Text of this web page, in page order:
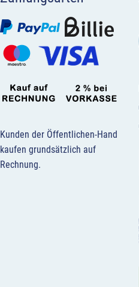
Kunden der Öffentlichen-Hand
kaufen grundsätzlich auf
Rechnung.